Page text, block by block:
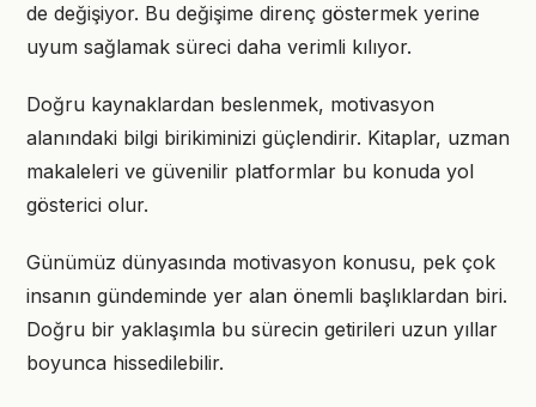
de değişiyor. Bu değişime direnç göstermek yerine
uyum sağlamak süreci daha verimli kılıyor.
Doğru kaynaklardan beslenmek, motivasyon
alanındaki bilgi birikiminizi güçlendirir. Kitaplar, uzman
makaleleri ve güvenilir platformlar bu konuda yol
gösterici olur.
Günümüz dünyasında motivasyon konusu, pek çok
insanın gündeminde yer alan önemli başlıklardan biri.
Doğru bir yaklaşımla bu sürecin getirileri uzun yıllar
boyunca hissedilebilir.